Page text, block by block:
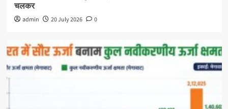
चलकर
admin 20 July 2026 0